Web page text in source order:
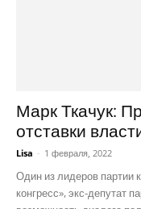
Марк Ткачук:
отставки
Lisa - 1 февраля, 2022
Один из лидеров партии
конгресс», экс-депутат